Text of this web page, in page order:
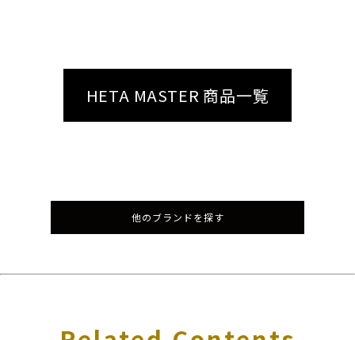
HETA MASTER 商品一覧
他のブランドを探す